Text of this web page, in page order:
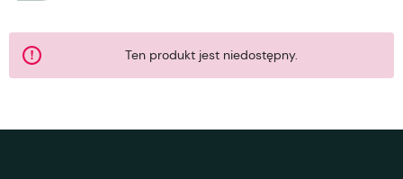
Ten produkt jest niedostępny.